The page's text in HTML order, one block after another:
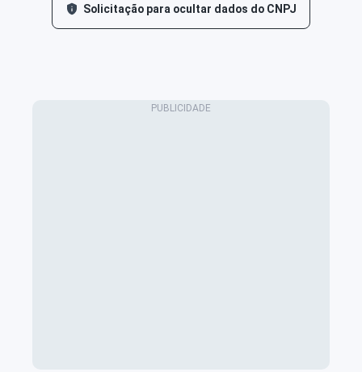
Solicitação para ocultar dados do CNPJ